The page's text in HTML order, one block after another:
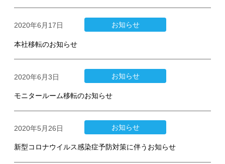
2020年6月17日 お知らせ
本社移転のお知らせ
2020年6月3日 お知らせ
モニタールーム移転のお知らせ
2020年5月26日 お知らせ
新型コロナウイルス感染症予防対策に伴うお知らせ